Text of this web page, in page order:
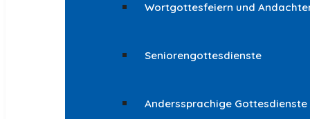
Wortgottesfeiern und
Seniorengottesdienste
Anderssprachige Gottesdienste